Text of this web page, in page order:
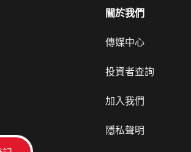
關於我們
傳媒中心
投資者查詢
加入我們
隱私聲明